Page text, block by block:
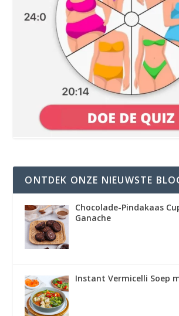
ONTDEK ONZE NIEUWSTE
Chocolade-Pindakaas
Ganache
Instant Vermicelli Soep